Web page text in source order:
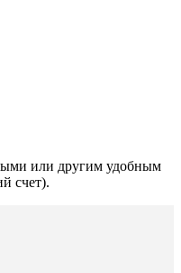
или другим удобным
счет).